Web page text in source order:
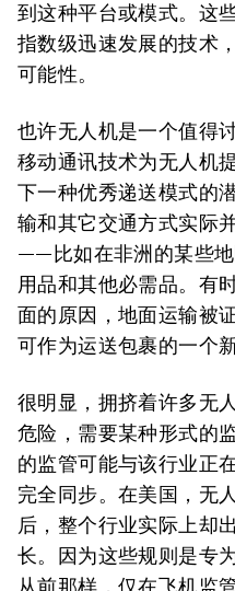
到这种平台或模式。这
指数级迅速发展的技术
可能性。
也许无人机是一个值得
移动通讯技术为无人机
下一种优秀递送模式的
输和其它交通方式实际
——比如在非洲的某些
用品和其他必需品。有
面的原因，地面运输被
可作为运送包裹的一个新
很明显，拥挤着许多无
危险，需要某种形式的
的监管可能与该行业正
完全同步。在美国，无
后，整个行业实际上却
长。因为这些规则是专
从前那样，仅在飞机监